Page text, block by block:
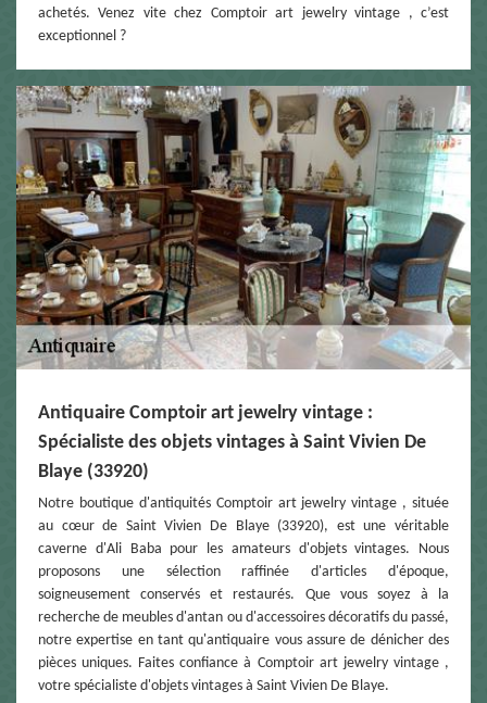
achetés. Venez vite chez Comptoir art jewelry vintage , c’est
exceptionnel ?
Antiquaire Comptoir art jewelry vintage :
Spécialiste des objets vintages à Saint Vivien De
Blaye (33920)
Notre boutique d'antiquités Comptoir art jewelry vintage , située
au cœur de Saint Vivien De Blaye (33920), est une véritable
caverne d'Ali Baba pour les amateurs d'objets vintages. Nous
proposons une sélection raffinée d'articles d'époque,
soigneusement conservés et restaurés. Que vous soyez à la
recherche de meubles d'antan ou d'accessoires décoratifs du passé,
notre expertise en tant qu'antiquaire vous assure de dénicher des
pièces uniques. Faites confiance à Comptoir art jewelry vintage ,
votre spécialiste d'objets vintages à Saint Vivien De Blaye.